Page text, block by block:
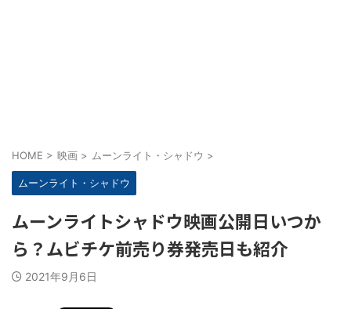
HOME > 映画 > ムーンライト・シャドウ >
ムーンライト・シャドウ
ムーンライトシャドウ映画公開日いつか
ら？ムビチケ前売り券発売日も紹介
2021年9月6日